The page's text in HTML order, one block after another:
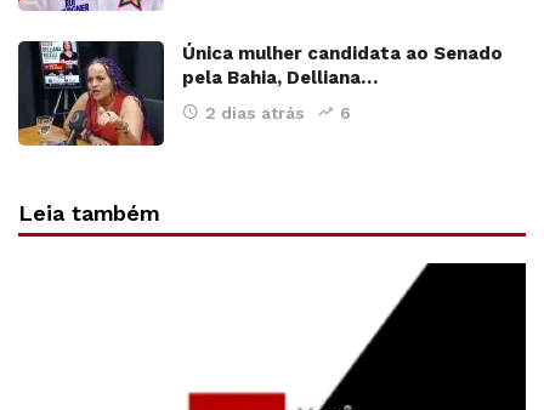
Única mulher candidata ao Senado
pela Bahia, Delliana…
2 dias atrás 6
Leia também